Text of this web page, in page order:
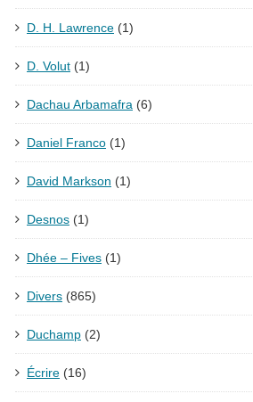
D. H. Lawrence (1)
D. Volut (1)
Dachau Arbamafra (6)
Daniel Franco (1)
David Markson (1)
Desnos (1)
Dhée – Fives (1)
Divers (865)
Duchamp (2)
Écrire (16)